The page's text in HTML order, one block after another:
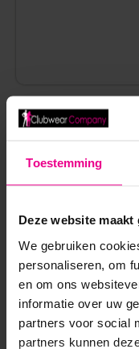
Toestemming
Deze website
We gebruiken
personaliseren, om
en om ons
informatie over uw
partners voor social
partners kunnen